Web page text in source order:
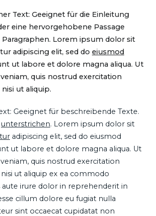
Text: Geeignet für die Einleitung
eine hervorgehobene Passage
Lorem ipsum dolor sit
adipiscing elit, sed do eiusmod
ut labore et dolore magna aliqua. Ut
quis nostrud exercitation
ut aliquip.
Geeignet für beschreibende Texte.
unterstrichen. Lorem ipsum dolor sit
adipiscing elit, sed do eiusmod
ut labore et dolore magna aliqua. Ut
quis nostrud exercitation
ut aliquip ex ea commodo
aute irure dolor in reprehenderit in
cillum dolore eu fugiat nulla
sint occaecat cupidatat non